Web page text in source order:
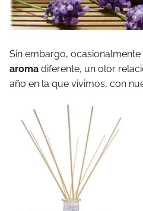
Sin embargo,
aroma diferente, un olor
año en la que vivimos, con